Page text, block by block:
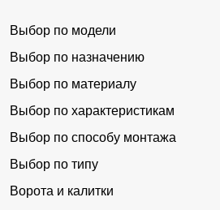
Выбор по модели
Выбор по назначению
Выбор по материалу
Выбор по характеристикам
Выбор по способу монтажа
Выбор по типу
Ворота и калитки